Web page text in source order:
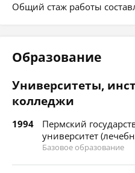
Общий стаж работы
Образование
Университеты,
колледжи
1994
Пермский
университет
Базовое образование